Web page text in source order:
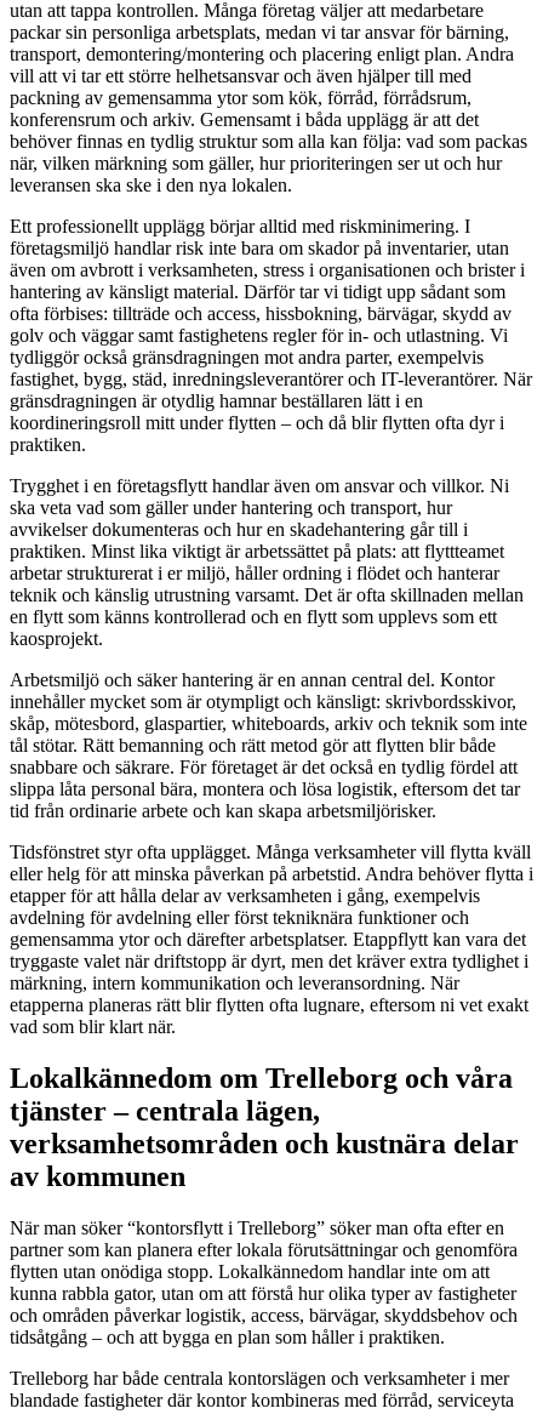
utan att tappa kontrollen. Många företag väljer att medarbetare
packar sin personliga arbetsplats, medan vi tar ansvar för bärning,
transport, demontering/montering och placering enligt plan. Andra
vill att vi tar ett större helhetsansvar och även hjälper till med
packning av gemensamma ytor som kök, förråd, förrådsrum,
konferensrum och arkiv. Gemensamt i båda upplägg är att det
behöver finnas en tydlig struktur som alla kan följa: vad som packas
när, vilken märkning som gäller, hur prioriteringen ser ut och hur
leveransen ska ske i den nya lokalen.
Ett professionellt upplägg börjar alltid med riskminimering. I
företagsmiljö handlar risk inte bara om skador på inventarier, utan
även om avbrott i verksamheten, stress i organisationen och brister i
hantering av känsligt material. Därför tar vi tidigt upp sådant som
ofta förbises: tillträde och access, hissbokning, bärvägar, skydd av
golv och väggar samt fastighetens regler för in- och utlastning. Vi
tydliggör också gränsdragningen mot andra parter, exempelvis
fastighet, bygg, städ, inredningsleverantörer och IT-leverantörer. När
gränsdragningen är otydlig hamnar beställaren lätt i en
koordineringsroll mitt under flytten – och då blir flytten ofta dyr i
praktiken.
Trygghet i en företagsflytt handlar även om ansvar och villkor. Ni
ska veta vad som gäller under hantering och transport, hur
avvikelser dokumenteras och hur en skadehantering går till i
praktiken. Minst lika viktigt är arbetssättet på plats: att flyttteamet
arbetar strukturerat i er miljö, håller ordning i flödet och hanterar
teknik och känslig utrustning varsamt. Det är ofta skillnaden mellan
en flytt som känns kontrollerad och en flytt som upplevs som ett
kaosprojekt.
Arbetsmiljö och säker hantering är en annan central del. Kontor
innehåller mycket som är otympligt och känsligt: skrivbordsskivor,
skåp, mötesbord, glaspartier, whiteboards, arkiv och teknik som inte
tål stötar. Rätt bemanning och rätt metod gör att flytten blir både
snabbare och säkrare. För företaget är det också en tydlig fördel att
slippa låta personal bära, montera och lösa logistik, eftersom det tar
tid från ordinarie arbete och kan skapa arbetsmiljörisker.
Tidsfönstret styr ofta upplägget. Många verksamheter vill flytta kväll
eller helg för att minska påverkan på arbetstid. Andra behöver flytta i
etapper för att hålla delar av verksamheten i gång, exempelvis
avdelning för avdelning eller först tekniknära funktioner och
gemensamma ytor och därefter arbetsplatser. Etappflytt kan vara det
tryggaste valet när driftstopp är dyrt, men det kräver extra tydlighet i
märkning, intern kommunikation och leveransordning. När
etapperna planeras rätt blir flytten ofta lugnare, eftersom ni vet exakt
vad som blir klart när.
Lokalkännedom om Trelleborg och våra
tjänster – centrala lägen,
verksamhetsområden och kustnära delar
av kommunen
När man söker “kontorsflytt i Trelleborg” söker man ofta efter en
partner som kan planera efter lokala förutsättningar och genomföra
flytten utan onödiga stopp. Lokalkännedom handlar inte om att
kunna rabbla gator, utan om att förstå hur olika typer av fastigheter
och områden påverkar logistik, access, bärvägar, skyddsbehov och
tidsåtgång – och att bygga en plan som håller i praktiken.
Trelleborg har både centrala kontorslägen och verksamheter i mer
blandade fastigheter där kontor kombineras med förråd, serviceyta